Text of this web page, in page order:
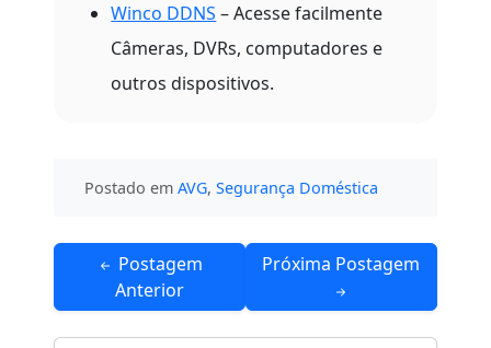
Winco DDNS – Acesse facilmente
Câmeras, DVRs, computadores e
outros dispositivos.
Postado emAVG,Segurança Doméstica
Navegação
Postagem
Anterior
Próxima Postagem